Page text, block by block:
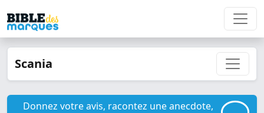
Scania
Donnez votre avis, racontez une anecdote,